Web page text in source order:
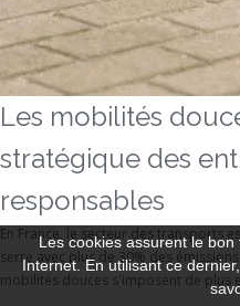
Les mobilités
stratégique des
responsables
En France, le secteur des transports
serre avec plus de 30% des
mobilités douces s'imposent de plus
Les cookies assurent le
Internet. En utilisant ce